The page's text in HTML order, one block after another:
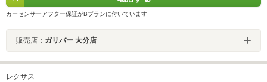
カーセンサーアフター保証がBプランに付いています
販売店： ガリバー 大分店
レクサス